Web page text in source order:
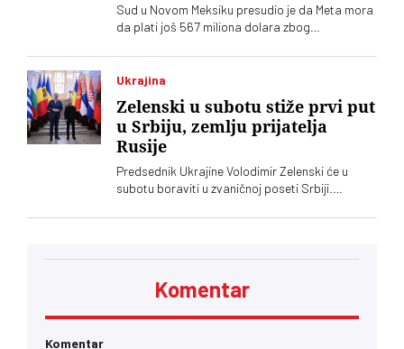
Sud u Novom Meksiku presudio je da Meta mora
da plati još 567 miliona dolara zbog
platformama. Kompnija odbacuje optužbe i
najavljuje žalbu
Ukrajina
Zelenski u subotu stiže prvi put
u Srbiju, zemlju prijatelja
Rusije
Predsednik Ukrajine Volodimir Zelenski će u
subotu boraviti u zvaničnoj poseti Srbiji.
Vučić, saopštila je služba za saradnju sa
Komentar
Komentar